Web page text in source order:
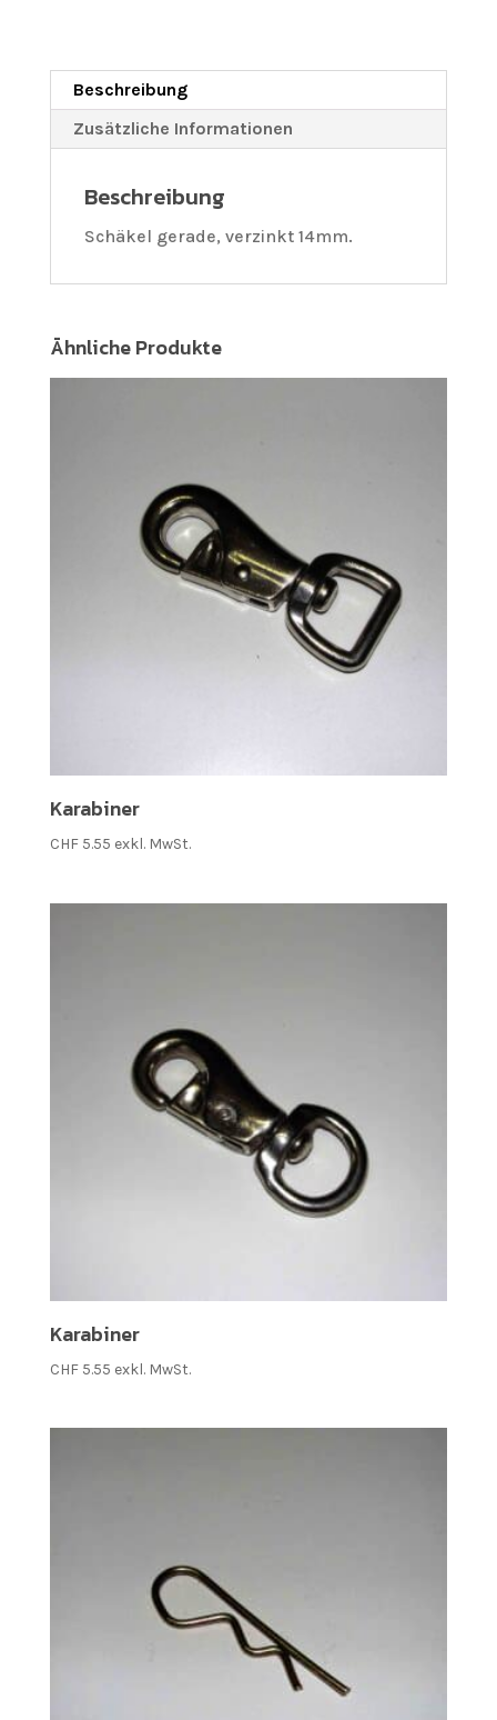
Beschreibung
Zusätzliche Informationen
Beschreibung
Schäkel gerade, verzinkt 14mm.
Ähnliche Produkte
Karabiner
CHF5.55 exkl. MwSt.
Karabiner
CHF5.55 exkl. MwSt.